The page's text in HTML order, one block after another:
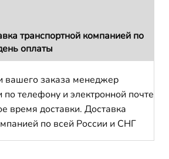
транспортной компанией по
оплаты
вашего заказа менеджер
телефону и электронной почте
время доставки. Доставка
по всей России и СНГ